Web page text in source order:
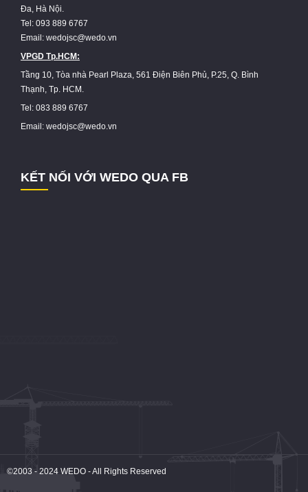
Đa, Hà Nội.
Tel: 093 889 6767
Email: wedojsc@wedo.vn
VPGD Tp.HCM:
Tầng 10, Tòa nhà Pearl Plaza, 561 Điện Biên Phủ, P.25, Q. Bình
Thạnh, Tp. HCM.
Tel: 083 889 6767
Email: wedojsc@wedo.vn
KẾT NỐI VỚI WEDO QUA FB
©2003 - 2024 WEDO - All Rights Reserved